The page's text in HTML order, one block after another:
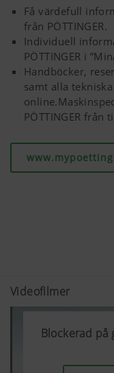
Vi vill visa dig
webbplats och
använder vi
några
visas
YouTube
Vi
Få värdefull
från PÖTTINGER.
Individuell
PÖTTINGER i
Handböcker,
samt alla
PÖTTINGER
Videofilmer
Blockerad på
Blockerad på
Blockerad på